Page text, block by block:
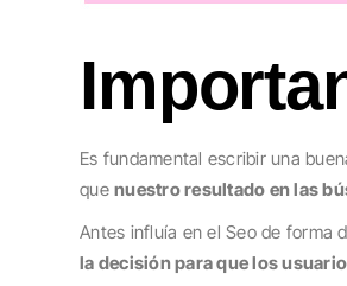
Es fundamental escribir una
que nuestro resultado en las
Antes influía en el Seo de forma
la decisión para que los